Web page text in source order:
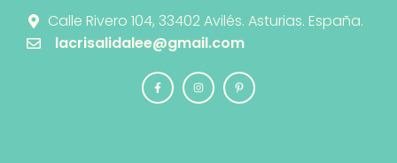
Calle Rivero 104, 33402 Avilés. Asturias. España.
lacrisalidalee@gmail.com